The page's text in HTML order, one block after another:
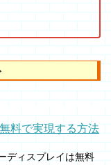
料で実現する方法
ディスプレイは無料